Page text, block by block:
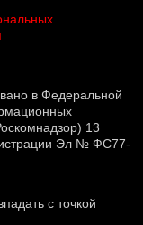
в Федеральной
13
Эл № ФС77-
с точкой